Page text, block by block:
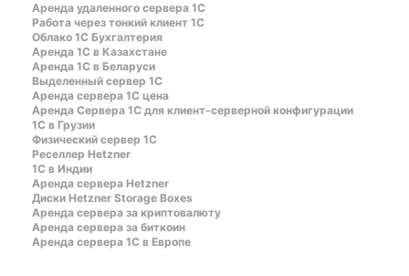
Аренда удаленного сервера 1С
Работа через тонкий клиент 1С
Облако 1С Бухгалтерия
Аренда 1С в Казахстане
Аренда 1С в Беларуси
Выделенный сервер 1С
Аренда сервера 1С цена
Aренда Сервера 1С для клиент-серверной конфигурации
1С в Грузии
Физический сервер 1С
Реселлер Hetzner
1С в Индии
Аренда сервера Hetzner
Диски Hetzner Storage Boxes
Аренда сервера за криптовалюту
Аренда сервера за биткоин
Аренда сервера 1С в Европе